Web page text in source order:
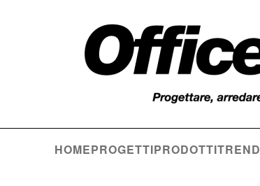
HOMEPROGETTIPRODOTTITREND